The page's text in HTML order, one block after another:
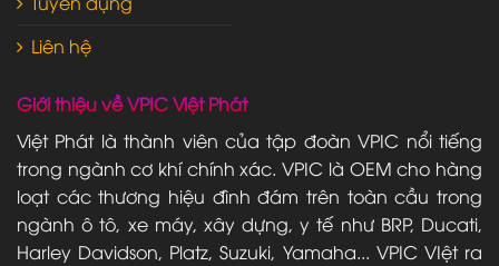
Liên hệ
Giới thiệu về VPIC Việt Phát
Việt Phát là thành viên của tập đoàn VPIC nổi tiếng
trong ngành cơ khí chính xác. VPIC là OEM cho hàng
loạt các thương hiệu đình đám trên toàn cầu trong
ngành ô tô, xe máy, xây dựng, y tế như BRP, Ducati,
Harley Davidson, Platz, Suzuki, Yamaha... VPIC VIệt ra